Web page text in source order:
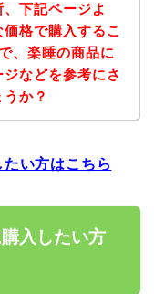
下記ページよ
格で購入するこ
、楽睡の商品に
などを参考にさ
か？
い方はこちら
入したい方